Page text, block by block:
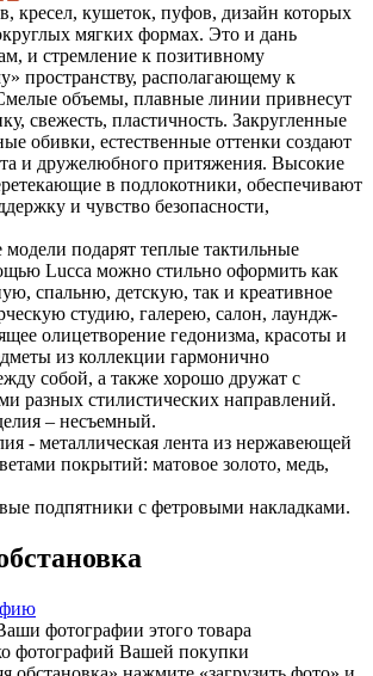
кресел, кушеток, пуфов, дизайн которых
мягких формах. Это и дань
и стремление к позитивному
пространству, располагающему к
объемы, плавные линии привнесут
свежесть, пластичность. Закругленные
обивки, естественные оттенки создают
и дружелюбного притяжения. Высокие
в подлокотники, обеспечивают
и чувство безопасности,
подарят теплые тактильные
Lucca можно стильно оформить как
спальню, детскую, так и креативное
студию, галерею, салон, лаундж-
олицетворение гедонизма, красоты и
из коллекции гармонично
собой, а также хорошо дружат с
разных стилистических направлений.
– несъемный.
- металлическая лента из нержавеющей
покрытий: матовое золото, медь,
подпятники с фетровыми накладками.
фотографии этого товара
фотографий Вашей покупки